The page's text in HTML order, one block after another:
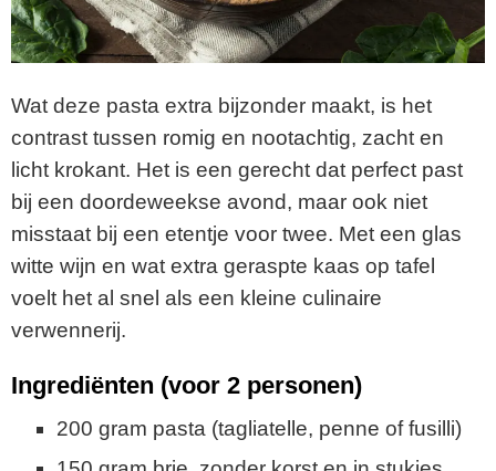
Wat deze pasta extra bijzonder maakt, is het
contrast tussen romig en nootachtig, zacht en
licht krokant. Het is een gerecht dat perfect past
bij een doordeweekse avond, maar ook niet
misstaat bij een etentje voor twee. Met een glas
witte wijn en wat extra geraspte kaas op tafel
voelt het al snel als een kleine culinaire
verwennerij.
Ingrediënten (voor 2 personen)
200 gram pasta (tagliatelle, penne of fusilli)